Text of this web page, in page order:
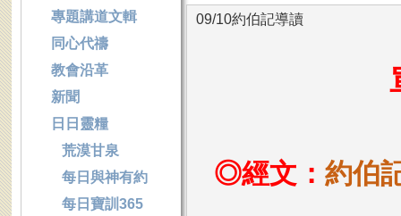
09/10約伯記導讀
◎經文： 約伯
專題講道文輯
同心代禱
教會沿革
新聞
日日靈糧
荒漠甘泉
每日與神有約
每日寶訓365